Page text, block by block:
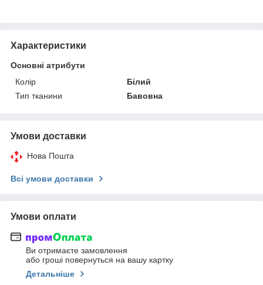
Характеристики
Основні атрибути
Колір
Білий
Тип тканини
Бавовна
Умови доставки
Нова Пошта
Всі умови доставки
Умови оплати
Ви отримаєте замовлення
або гроші повернуться на вашу картку
Детальніше